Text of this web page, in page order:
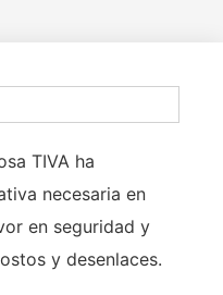
TIVA ha
necesaria en
en seguridad y
y desenlaces.